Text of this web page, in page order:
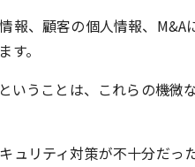
報、顧客の個人情報、
。
いうことは、これらの機微
ュリティ対策が不十分だっ